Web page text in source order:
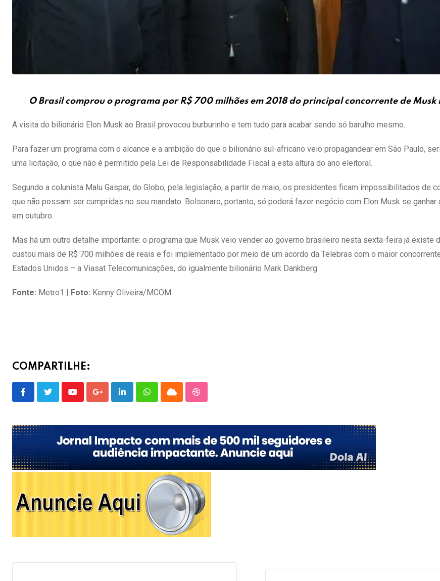
O Brasil comprou o programa por R$ 700 milhões em 2018 do principal concorrente de Musk
A visita do bilionário Elon Musk ao Brasil provocou burburinho e tem tudo para acabar sendo só barulho mesmo.
Para fazer um programa com o alcance e a ambição do que o bilionário sul-africano veio propagandear em São Paulo,
uma licitação, o que não é permitido pela Lei de Responsabilidade Fiscal a esta altura do ano eleitoral.
Segundo a colunista Malu Gaspar, do Globo, pela legislação, a partir de maio, os presidentes ficam impossibilitados de
que não possam ser cumpridas no seu mandato. Bolsonaro, portanto, só poderá fazer negócio com Elon Musk se ganhar
em outubro.
Mas há um outro detalhe importante: o programa que Musk veio vender ao governo brasileiro nesta sexta-feira já existe
custou mais de R$ 700 milhões de reais e foi implementado por meio de um acordo da Telebras com o maior
Estados Unidos – a Viasat Telecomunicações, do igualmente bilionário Mark Dankberg.
Fonte: Metro1 | Foto: Kenny Oliveira/MCOM
COMPARTILHE:
YoutubeGoogle+LinkedInWhatsappCloud StumbleUpon